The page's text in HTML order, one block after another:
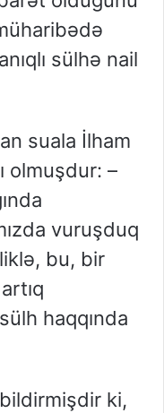
sülhə nail
suala İlham
olmuşdur: –
vuruşduq
bu, bir
haqqında
ki,